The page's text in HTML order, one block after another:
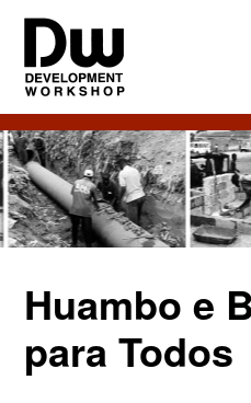
Skip
main
content
Skip
primary
sidebar
DW
Angola
Development
Workshop
Angola
Huambo e
para Todos